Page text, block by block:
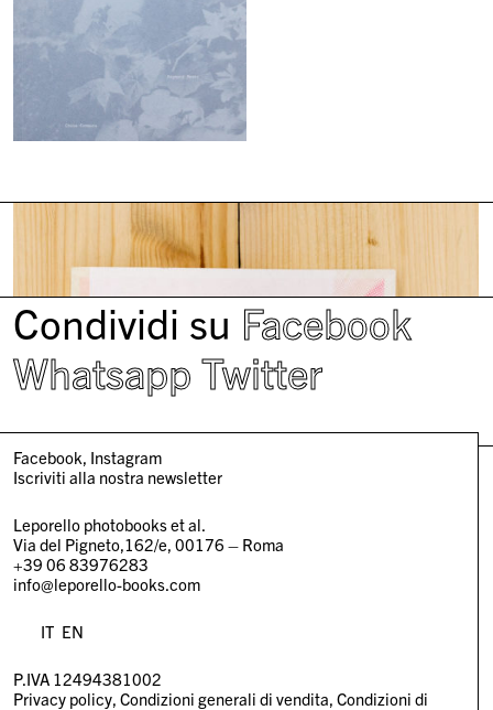
Condividi su Facebook
Whatsapp Twitter
Facebook Instagram
Iscriviti alla nostra newsletter
Leporello photobooks et al.
Via del Pigneto,162/e, 00176 – Roma
+39 06 83976283
info@leporello-books.com
IT EN
P.IVA 12494381002
Privacy policy Condizioni generali di vendita Condizioni di